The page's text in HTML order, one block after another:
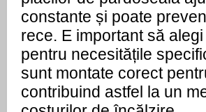
constante și poate
rece. E important să
pentru necesitățile
sunt montate corect
contribuind astfel la un